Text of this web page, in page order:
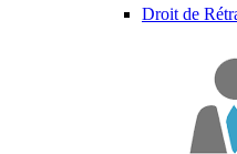
Droit de